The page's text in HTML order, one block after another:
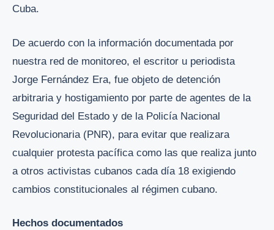
Cuba.
De acuerdo con la información documentada por
nuestra red de monitoreo, el escritor u periodista
Jorge Fernández Era, fue objeto de detención
arbitraria y hostigamiento por parte de agentes de la
Seguridad del Estado y de la Policía Nacional
Revolucionaria (PNR), para evitar que realizara
cualquier protesta pacífica como las que realiza junto
a otros activistas cubanos cada día 18 exigiendo
cambios constitucionales al régimen cubano.
Hechos documentados